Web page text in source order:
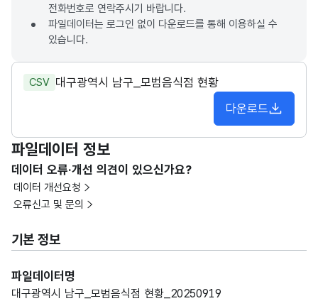
전화번호로 연락주시기 바랍니다.
파일데이터는 로그인 없이 다운로드를 통해 이용하실 수
있습니다.
CSV 대구광역시 남구_모범음식점 현황
다운로드
파일데이터 정보
데이터 오류·개선 의견이 있으신가요?
데이터 개선요청
오류신고 및 문의
기본 정보
파일데이터명
대구광역시 남구_모범음식점 현황_20250919